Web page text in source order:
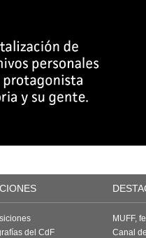
del CdF
MUFF,
Canal